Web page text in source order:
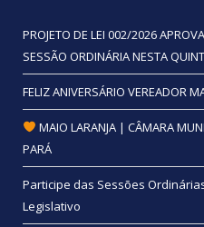
PROJETO DE LEI 002/2026
SESSÃO ORDINÁRIA NESTA
FELIZ ANIVERSÁRIO VEREADOR
MAIO LARANJA | CÂMARA
PARÁ
Participe das Sessões
Legislativo